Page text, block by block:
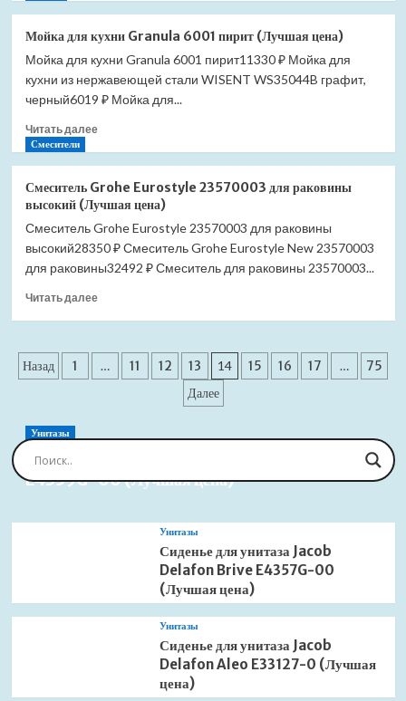
для
кухни
Granula
6001
(Лучшая
Мойка для кухни Granula 6001 пирит (Лучшая цена)
Мойка для кухни Granula 6001 пирит11330 ₽ Мойка для
кухни из нержавеющей стали WISENT WS35044B графит,
черный6019 ₽ Мойка для...
Читать далееПрочитать
Мойка
для
кухни
Granula
6001
пирит
цена)
Смесители
Смеситель Grohe Eurostyle 23570003 для раковины
высокий (Лучшая цена)
Смеситель Grohe Eurostyle 23570003 для раковины
высокий28350 ₽ Смеситель Grohe Eurostyle New 23570003
для раковины32492 ₽ Смеситель для раковины 23570003...
Читать далееПрочитать
Eurostyle
цена)
Пагинация
Назад 1 … 11 12 13 14 15 16 17 …
75
Далее
Унитазы
Сиденье для унитаза Jacob Delafon Brive
E4359G-00 (Лучшая цена)
Унитазы
Сиденье для унитаза Jacob
Delafon Brive E4357G-00
(Лучшая цена)
Унитазы
Сиденье для унитаза Jacob
Delafon Aleo E33127-0 (Лучшая
цена)